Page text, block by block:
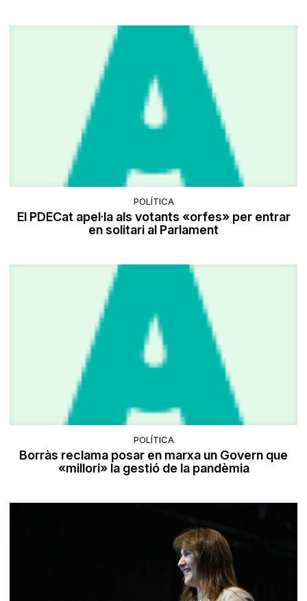
POLÍTICA
El PDECat apel·la als votants «orfes» per entrar
en solitari al Parlament
POLÍTICA
Borràs reclama posar en marxa un Govern que
«millori» la gestió de la pandèmia